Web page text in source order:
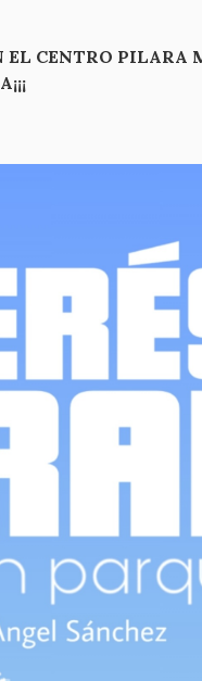
EL CENTRO PILARA